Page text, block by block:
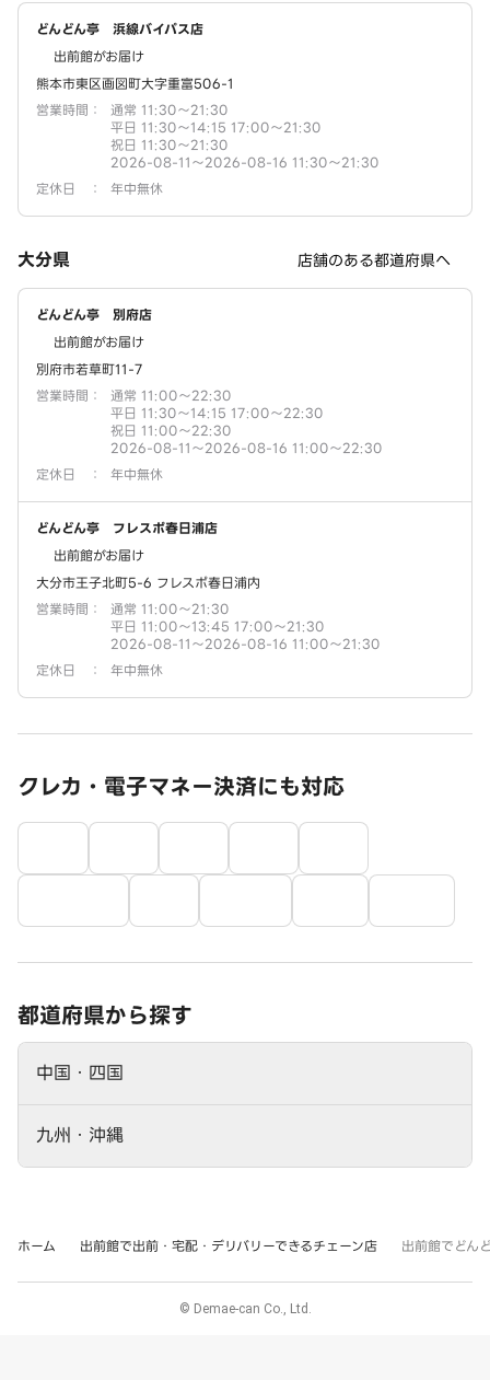
どんどん亭 浜線バイパス店
出前館がお届け
熊本市東区画図町大字重富506-1
営業時間 ：
通常 11:30～21:30
平日 11:30～14:15 17:00～21:30
祝日 11:30～21:30
2026-08-11～2026-08-16 11:30～21:30
定休日
： 年中無休
大分県 店舗のある都道府県へ
どんどん亭 別府店
出前館がお届け
別府市若草町11-7
営業時間 ：
通常 11:00～22:30
平日 11:30～14:15 17:00～22:30
祝日 11:00～22:30
2026-08-11～2026-08-16 11:00～22:30
定休日
： 年中無休
どんどん亭 フレスポ春日浦店
出前館がお届け
大分市王子北町5-6 フレスポ春日浦内
営業時間 ：
通常 11:00～21:30
平日 11:00～13:45 17:00～21:30
2026-08-11～2026-08-16 11:00～21:30
定休日
： 年中無休
クレカ・電子マネー決済にも対応
都道府県から探す
中国・四国
九州・沖縄
ホーム 出前館で出前・宅配・デリバリーできるチェーン店 出前館でどん
© Demae-can Co., Ltd.